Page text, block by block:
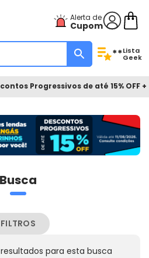
Alerta de
Cupom
**Lista
Geek
Progressivos de até 15% OFF
Busca
FILTROS
para esta busca